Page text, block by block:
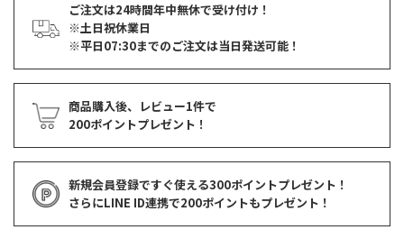
ご注文は24時間年中無休で受け付け！
※土日祝休業日
※平日07:30までのご注文は当日発送可能！
商品購入後、レビュー1件で
200ポイントプレゼント！
新規会員登録ですぐ使える300ポイントプレゼント！
さらにLINE ID連携で200ポイントもプレゼント！